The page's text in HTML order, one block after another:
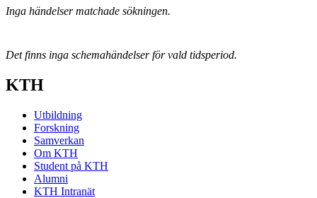
Inga händelser matchade sökningen.
Det finns inga schemahändelser för vald tidsperiod.
KTH
Utbildning
Forskning
Samverkan
Om KTH
Student på KTH
Alumni
KTH Intranät